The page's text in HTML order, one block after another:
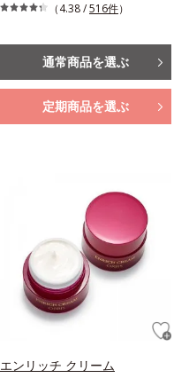
（4.38 /516件）
通常商品を選ぶ
定期商品を選ぶ
エンリッチ クリーム